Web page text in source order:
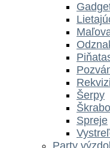
Šerpy
Spreje
Party